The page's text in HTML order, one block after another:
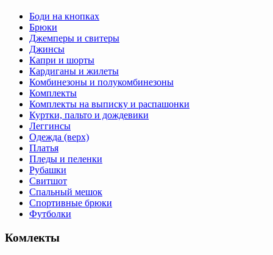
Боди на кнопках
Брюки
Джемперы и свитеры
Джинсы
Капри и шорты
Кардиганы и жилеты
Комбинезоны и полукомбинезоны
Комплекты
Комплекты на выписку и распашонки
Куртки, пальто и дождевики
Леггинсы
Одежда (верх)
Платья
Пледы и пеленки
Рубашки
Свитшот
Спальный мешок
Спортивные брюки
Футболки
Комлекты